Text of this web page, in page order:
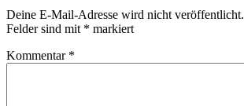
Deine E-Mail-Adresse wird nicht veröffentlicht.
Felder sind mit * markiert
Kommentar *